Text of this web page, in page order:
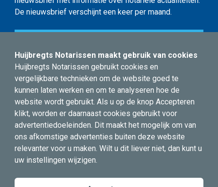
De nieuwsbrief verschijnt een keer per maand.
Sitemap
Advies over
Over ons
Actueel & Nieuws
Contact
reserved
Huijbregts Notarissen maakt gebruik van cookies
Huijbregts Notarissen gebruikt cookies en
vergelijkbare technieken om de website goed te
kunnen laten werken en om te analyseren hoe de
website wordt gebruikt. Als u op de knop Accepteren
klikt, worden er daarnaast cookies gebruikt voor
advertentiedoeleinden. Dit maakt het mogelijk om van
ons afkomstige advertenties buiten deze website
relevanter voor u maken. Wilt u dit liever niet, dan kunt u
uw instellingen wijzigen.